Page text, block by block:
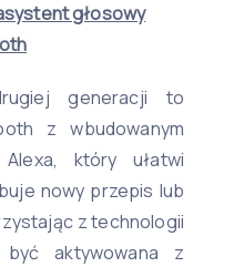
głosowy
generacji to
z wbudowanym
który ułatwi
nowy przepis lub
z technologii
aktywowana z